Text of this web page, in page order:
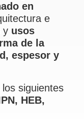
en
e
y usos
de la
espesor y
siguientes
HEB,